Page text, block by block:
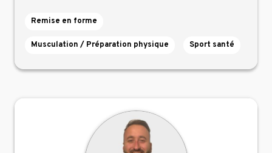
Remise en forme
Musculation / Préparation physique Sport santé